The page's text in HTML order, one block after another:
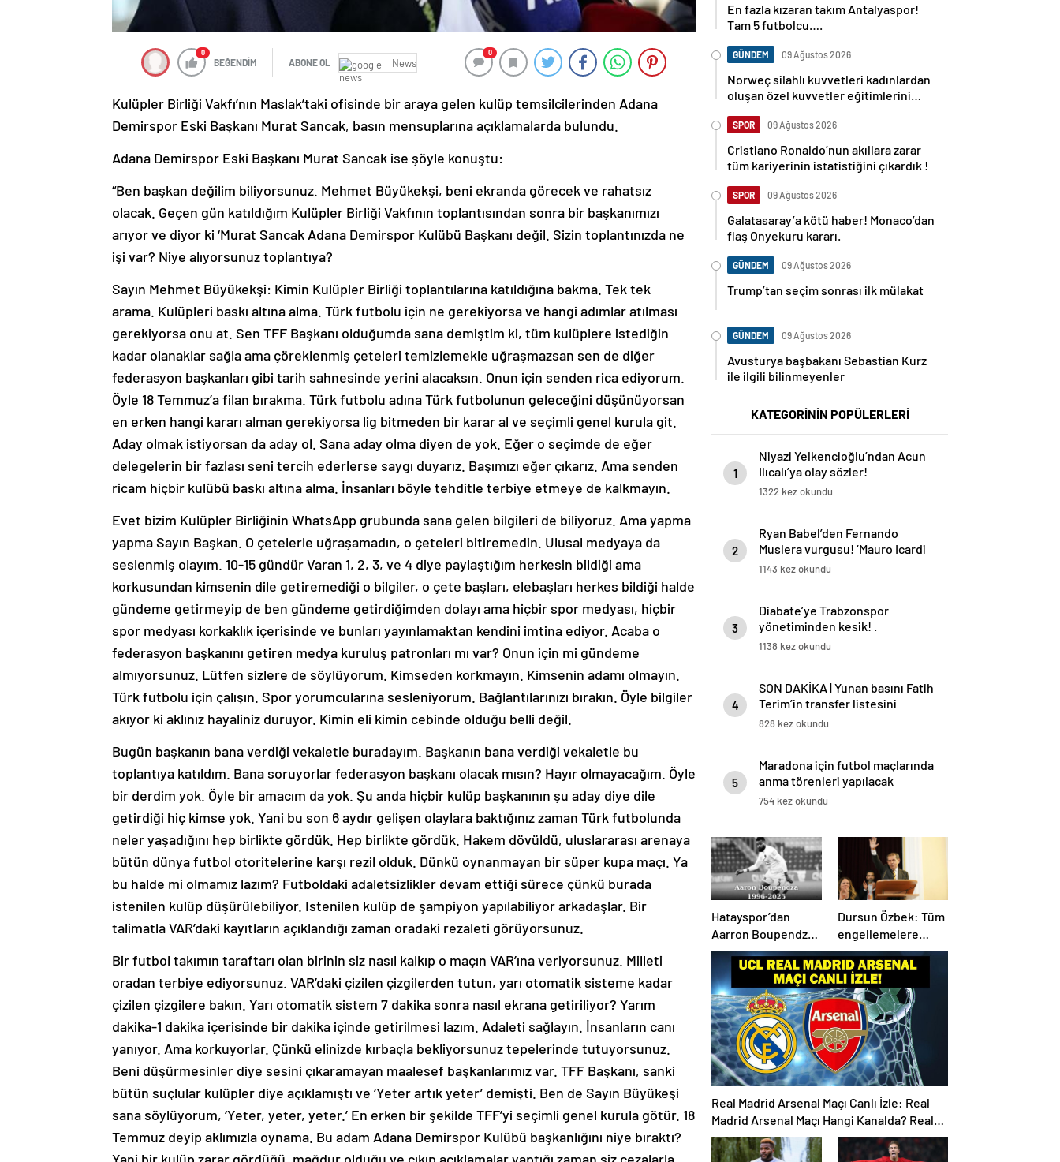
0
BEĞENDİM ABONE OL News
0
Kulüpler Birliği Vakfı’nın Maslak’taki ofisinde bir araya gelen kulüp temsilcilerinden Adana
Demirspor Eski Başkanı Murat Sancak, basın mensuplarına açıklamalarda bulundu.
Adana Demirspor Eski Başkanı Murat Sancak ise şöyle konuştu:
“Ben başkan değilim biliyorsunuz. Mehmet Büyükekşi, beni ekranda görecek ve rahatsız
olacak. Geçen gün katıldığım Kulüpler Birliği Vakfının toplantısından sonra bir başkanımızı
arıyor ve diyor ki ‘Murat Sancak Adana Demirspor Kulübü Başkanı değil. Sizin toplantınızda ne
işi var? Niye alıyorsunuz toplantıya?
Sayın Mehmet Büyükekşi: Kimin Kulüpler Birliği toplantılarına katıldığına bakma. Tek tek
arama. Kulüpleri baskı altına alma. Türk futbolu için ne gerekiyorsa ve hangi adımlar atılması
gerekiyorsa onu at. Sen TFF Başkanı olduğumda sana demiştim ki, tüm kulüplere istediğin
kadar olanaklar sağla ama çöreklenmiş çeteleri temizlemekle uğraşmazsan sen de diğer
federasyon başkanları gibi tarih sahnesinde yerini alacaksın. Onun için senden rica ediyorum.
Öyle 18 Temmuz’a filan bırakma. Türk futbolu adına Türk futbolunun geleceğini düşünüyorsan
en erken hangi kararı alman gerekiyorsa lig bitmeden bir karar al ve seçimli genel kurula git.
Aday olmak istiyorsan da aday ol. Sana aday olma diyen de yok. Eğer o seçimde de eğer
delegelerin bir fazlası seni tercih ederlerse saygı duyarız. Başımızı eğer çıkarız. Ama senden
ricam hiçbir kulübü baskı altına alma. İnsanları böyle tehditle terbiye etmeye de kalkmayın.
Evet bizim Kulüpler Birliğinin WhatsApp grubunda sana gelen bilgileri de biliyoruz. Ama yapma
yapma Sayın Başkan. O çetelerle uğraşamadın, o çeteleri bitiremedin. Ulusal medyaya da
seslenmiş olayım. 10-15 gündür Varan 1, 2, 3, ve 4 diye paylaştığım herkesin bildiği ama
korkusundan kimsenin dile getiremediği o bilgiler, o çete başları, elebaşları herkes bildiği halde
gündeme getirmeyip de ben gündeme getirdiğimden dolayı ama hiçbir spor medyası, hiçbir
spor medyası korkaklık içerisinde ve bunları yayınlamaktan kendini imtina ediyor. Acaba o
federasyon başkanını getiren medya kuruluş patronları mı var? Onun için mi gündeme
almıyorsunuz. Lütfen sizlere de söylüyorum. Kimseden korkmayın. Kimsenin adamı olmayın.
Türk futbolu için çalışın. Spor yorumcularına sesleniyorum. Bağlantılarınızı bırakın. Öyle bilgiler
akıyor ki aklınız hayaliniz duruyor. Kimin eli kimin cebinde olduğu belli değil.
Bugün başkanın bana verdiği vekaletle buradayım. Başkanın bana verdiği vekaletle bu
toplantıya katıldım. Bana soruyorlar federasyon başkanı olacak mısın? Hayır olmayacağım. Öyle
bir derdim yok. Öyle bir amacım da yok. Şu anda hiçbir kulüp başkanının şu aday diye dile
getirdiği hiç kimse yok. Yani bu son 6 aydır gelişen olaylara baktığınız zaman Türk futbolunda
neler yaşadığını hep birlikte gördük. Hep birlikte gördük. Hakem dövüldü, uluslararası arenaya
bütün dünya futbol otoritelerine karşı rezil olduk. Dünkü oynanmayan bir süper kupa maçı. Ya
bu halde mi olmamız lazım? Futboldaki adaletsizlikler devam ettiği sürece çünkü burada
istenilen kulüp düşürülebiliyor. Istenilen kulüp de şampiyon yapılabiliyor arkadaşlar. Bir
talimatla VAR’daki kayıtların açıklandığı zaman oradaki rezaleti görüyorsunuz.
Bir futbol takımın taraftarı olan birinin siz nasıl kalkıp o maçın VAR’ına veriyorsunuz. Milleti
oradan terbiye ediyorsunuz. VAR’daki çizilen çizgilerden tutun, yarı otomatik sisteme kadar
çizilen çizgilere bakın. Yarı otomatik sistem 7 dakika sonra nasıl ekrana getiriliyor? Yarım
dakika-1 dakika içerisinde bir dakika içinde getirilmesi lazım. Adaleti sağlayın. İnsanların canı
yanıyor. Ama korkuyorlar. Çünkü elinizde kırbaçla bekliyorsunuz tepelerinde tutuyorsunuz.
Beni düşürmesinler diye sesini çıkaramayan maalesef başkanlarımız var. TFF Başkanı, sanki
bütün suçlular kulüpler diye açıklamıştı ve ‘Yeter artık yeter’ demişti. Ben de Sayın Büyükeşi
sana söylüyorum, ‘Yeter, yeter, yeter.’ En erken bir şekilde TFF’yi seçimli genel kurula götür. 18
Temmuz deyip aklımızla oynama. Bu adam Adana Demirspor Kulübü başkanlığını niye bıraktı?
En fazla kızaran takım Antalyaspor!
Tam 5 futbolcu….
GÜNDEM 09 Ağustos 2026
Norweç silahlı kuvvetleri kadınlardan
oluşan özel kuvvetler eğitimlerini
SPOR 09 Ağustos 2026
Cristiano Ronaldo’nun akıllara zarar
tüm kariyerinin istatistiğini çıkardık !
SPOR 09 Ağustos 2026
Galatasaray’a kötü haber! Monaco’dan
flaş Onyekuru kararı.
GÜNDEM 09 Ağustos 2026
Trump’tan seçim sonrası ilk mülakat
GÜNDEM 09 Ağustos 2026
Avusturya başbakanı Sebastian Kurz
ile ilgili bilinmeyenler
KATEGORİNİN POPÜLERLERİ
1
Niyazi Yelkencioğlu’ndan Acun
Ilıcalı’ya olay sözler!
1322 kez okundu
2
Ryan Babel’den Fernando
Muslera vurgusu! ‘Mauro Icardi
her zaman gol atmak ister’
1143 kez okundu
3
Diabate’ye Trabzonspor
yönetiminden kesik! .
1138 kez okundu
4
SON DAKİKA | Yunan basını Fatih
Terim’in transfer listesini
duyurdu! Galatasaray detayı
828 kez okundu
5
Maradona için futbol maçlarında
anma törenleri yapılacak
754 kez okundu
Hatayspor’dan
Aarron Boupendza
paylaşımı
Dursun Özbek: Tüm
engellemelere
rağmen hedefimize
ilerliyoruz
Real Madrid Arsenal Maçı Canlı İzle: Real
Madrid Arsenal Maçı Hangi Kanalda? Real
Madrid Arsenal Maçı Ne Zaman, Saat Kaçta?
İşte Maç Kadrosu